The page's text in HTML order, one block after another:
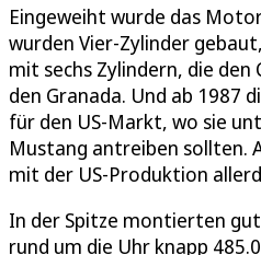
Eingeweiht wurde das
wurden Vier-Zylinder
mit sechs Zylindern, die
den Granada. Und ab 1987
für den US-Markt, wo sie
Mustang antreiben sollten.
mit der US-Produktion
In der Spitze montierten
rund um die Uhr knapp